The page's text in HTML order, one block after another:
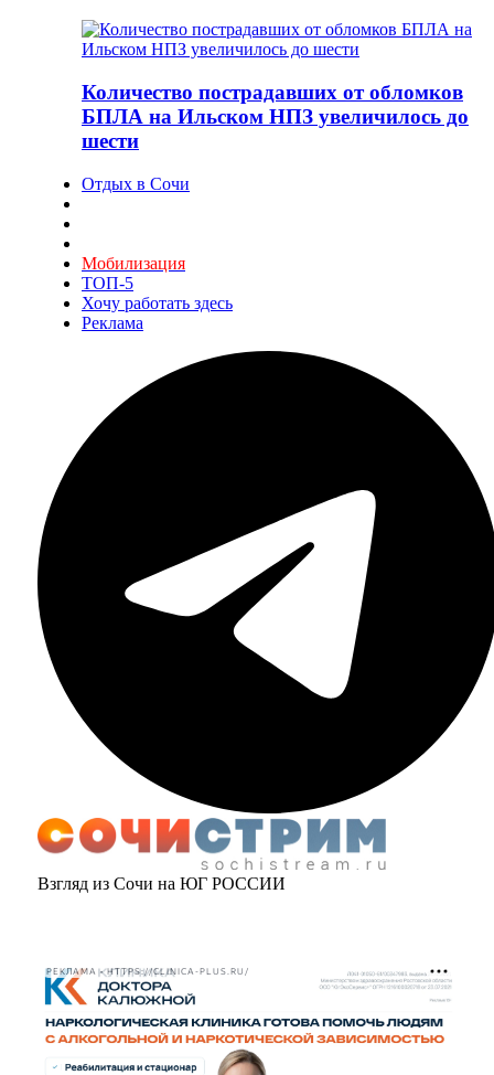
Количество пострадавших от обломков
БПЛА на Ильском НПЗ увеличилось до
шести
Отдых в Сочи
Мобилизация
ТОП-5
Хочу работать здесь
Реклама
Взгляд из Сочи на ЮГ РОССИИ
РЕКЛАМА • HTTPS://CLINICA-PLUS.RU/